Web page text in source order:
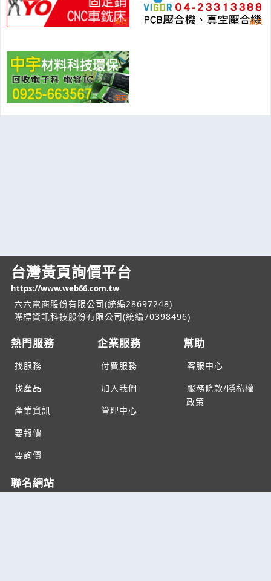
台灣黃頁詢價平台
https://www.web66.com.tw
六六電商股份有限公司(統編28697248)
際標資訊科技股份有限公司(統編70398496)
熱門服務
找服務
找產品
產業資訊
要報價
要詢價
企業服務
付費服務
加入我們
管理中心
幫助
客服中心
服務條款/隱私權
政策
聯名網站